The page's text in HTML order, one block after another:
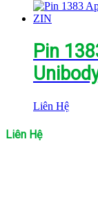
Pin
Liên Hệ
Liên Hệ